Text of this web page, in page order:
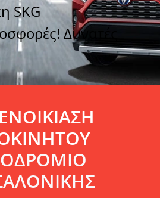
SKG
Δυνατές